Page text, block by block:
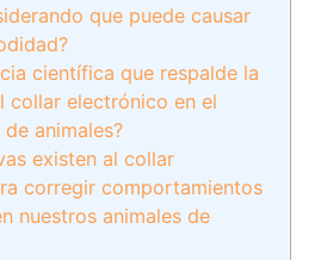
que puede causar
científica que respalde la
collar electrónico en el
animales?
existen al collar
corregir comportamientos
nuestros animales de